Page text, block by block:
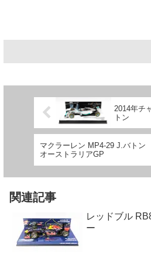
2014年チ
トン
マクラーレン MP4-29 J.バトン
オーストラリアGP
関連記事
レッドブル
ー